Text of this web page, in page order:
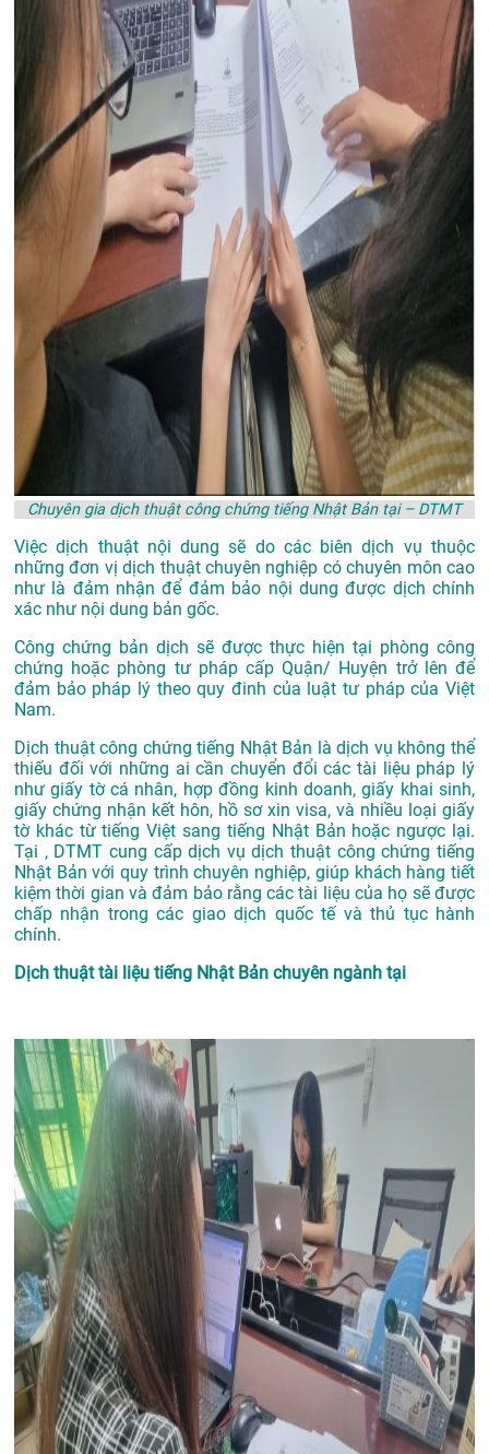
Chuyên gia dịch thuật công chứng tiếng Nhật Bản tại – DTMT
Việc dịch thuật nội dung sẽ do các biên dịch vụ thuộc
những đơn vị dịch thuật chuyên nghiệp có chuyên môn cao
như là đảm nhận để đảm bảo nội dung được dịch chính
xác như nội dung bản gốc.
Công chứng bản dịch sẽ được thực hiện tại phòng công
chứng hoặc phòng tư pháp cấp Quận/ Huyện trở lên để
đảm bảo pháp lý theo quy đinh của luật tư pháp của Việt
Nam.
Dịch thuật công chứng tiếng Nhật Bản là dịch vụ không thể
thiếu đối với những ai cần chuyển đổi các tài liệu pháp lý
như giấy tờ cá nhân, hợp đồng kinh doanh, giấy khai sinh,
giấy chứng nhận kết hôn, hồ sơ xin visa, và nhiều loại giấy
tờ khác từ tiếng Việt sang tiếng Nhật Bản hoặc ngược lại.
Tại , DTMT cung cấp dịch vụ dịch thuật công chứng tiếng
Nhật Bản với quy trình chuyên nghiệp, giúp khách hàng tiết
kiệm thời gian và đảm bảo rằng các tài liệu của họ sẽ được
chấp nhận trong các giao dịch quốc tế và thủ tục hành
chính.
Dịch thuật tài liệu tiếng Nhật Bản chuyên ngành tại